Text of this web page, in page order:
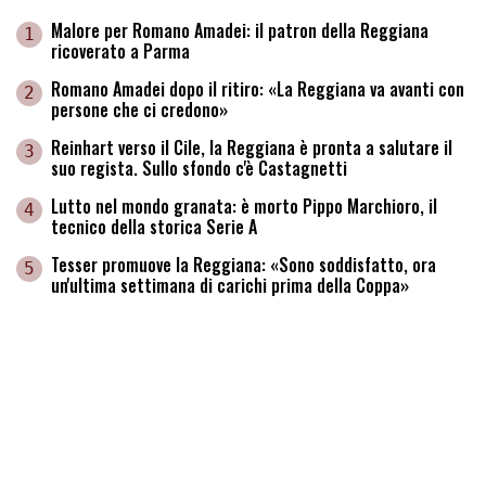
1 Malore per Romano Amadei: il patron della Reggiana
ricoverato a Parma
2 Romano Amadei dopo il ritiro: «La Reggiana va avanti con
persone che ci credono»
3 Reinhart verso il Cile, la Reggiana è pronta a salutare il
suo regista. Sullo sfondo c'è Castagnetti
4 Lutto nel mondo granata: è morto Pippo Marchioro, il
tecnico della storica Serie A
5 Tesser promuove la Reggiana: «Sono soddisfatto, ora
un'ultima settimana di carichi prima della Coppa»